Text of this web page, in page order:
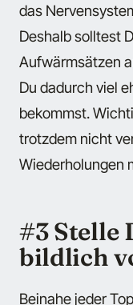
das
Deshalb solltest
Aufwärmsätzen
Du dadurch viel
bekommst.
trotzdem nicht
Wiederholungen
#3 Stelle
bildlich
Beinahe jeder